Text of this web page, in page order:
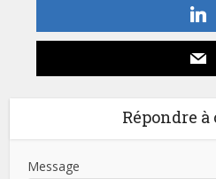
Répondre à
Message